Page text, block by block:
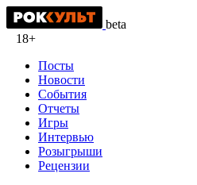
beta
18+
Посты
Новости
События
Отчеты
Игры
Интервью
Розыгрыши
Рецензии